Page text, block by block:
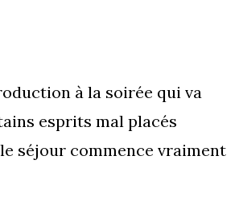
à la soirée qui va
esprits mal placés
séjour commence vraiment